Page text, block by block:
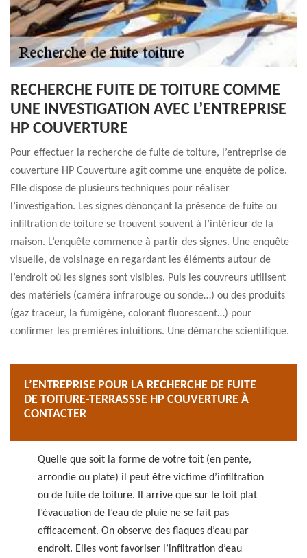
RECHERCHE FUITE DE TOITURE COMME
UNE INVESTIGATION AVEC L’ENTREPRISE
HP COUVERTURE
Pour effectuer la recherche de fuite de toiture, l’entreprise de
couverture HP Couverture agit comme une enquête de police.
Elle dispose de plusieurs techniques pour réaliser
l’investigation. Les signes dénonçant la présence de fuite ou
infiltration de toiture se trouvent souvent à l’intérieur de la
maison. L’enquête commence à partir des signes. Une enquête
visuelle, de voisinage en regardant les éléments autour de
l’endroit où les signes sont visibles. Puis les couvreurs utilisent
des matériels (caméra infrarouge ou sonde…) ou des produits
(gaz traceur, la fumigène, colorant fluorescent…) pour
confirmer les premières intuitions. Une démarche scientifique.
L’ENTREPRISE POUR LA RECHERCHE DE FUITE
DE TOITURE-TERRASSSE HP COUVERTURE À
CONTACTER
Quelle que soit la forme de votre toit (en pente,
arrondie ou plate) il peut être victime d’infiltration
ou de fuite de toiture. Il arrive que sur le toit plat
l’évacuation de l’eau de pluie ne se fait pas
efficacement. On observe des flaques d’eau par
endroit. Elles vont favoriser l’infiltration d’eau